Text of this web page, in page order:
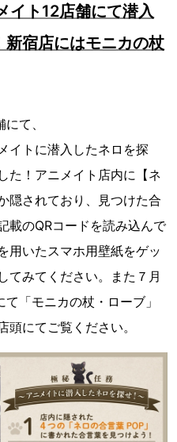
イト12店舗にて潜入
新宿店にはモニカの杖
て、
トに潜入したネロを探
た！アニメイト店内に【ネ
隠されており、見つけた合
載のQRコードを読み込んで
用いたスマホ用壁紙をゲッ
てみてください。また７月
「モニカの杖・ローブ」
頭にてご覧ください。